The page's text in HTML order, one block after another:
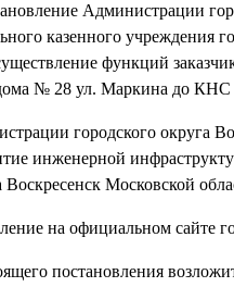
Администрации
казенного учреждения
функций
№ 28 ул. Маркина до
городского
инженерной
Московской
на официальном сайте
постановления